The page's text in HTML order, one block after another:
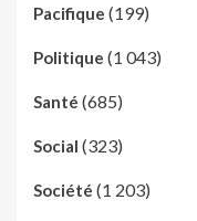
Pacifique (199)
Politique (1 043)
Santé (685)
Social (323)
Société (1 203)